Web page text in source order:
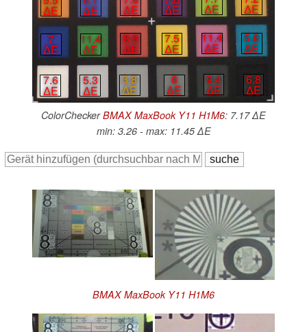
∆E ∆E ∆E ∆E ∆E
∆E
7
∆E
11.4
∆E
8.6
∆E
7.5
∆E
11.4
∆E
5.8
∆E
7.6
∆E
5.3
∆E
3.8
∆E
8
∆E
9.4
∆E
6.8
∆E
ColorCheckerBMAX MaxBook Y11 H1M6: 7.17 ∆E
min: 3.26 - max: 11.45 ∆E
BMAX MaxBook Y11 H1M6